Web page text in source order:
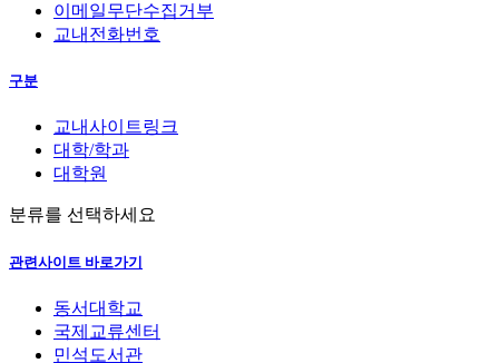
이메일무단수집거부
교내전화번호
구분
교내사이트링크
대학/학과
대학원
분류를 선택하세요
관련사이트 바로가기
동서대학교
국제교류센터
민석도서관